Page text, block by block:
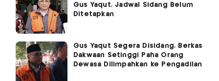
Gus Yaqut, Jadwal Sidang Belum
Ditetapkan
Gus Yaqut Segera Disidang, Berkas
Dakwaan Setinggi Paha Orang
Dewasa Dilimpahkan ke Pengadilan